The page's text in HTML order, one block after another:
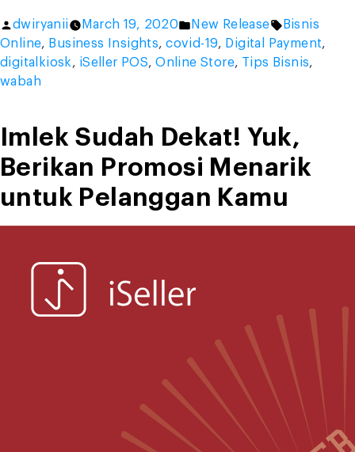
Tetap
Lancar
di
Ini
tipsnya!”
Posted
by
dwiryanii March 19, 2020
Posted
in
New Release Tags:
Bisnis
Online, Business Insights,covid-19, Digital Payment,
digitalkiosk, iSeller POS,Online Store, Tips Bisnis,
wabah
Imlek Sudah Dekat! Yuk,
Berikan Promosi Menarik
untuk Pelanggan Kamu